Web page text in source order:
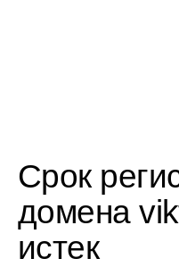
Срок
домена
истек